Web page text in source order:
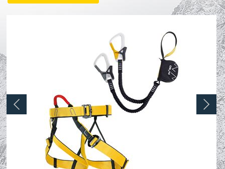
prev next